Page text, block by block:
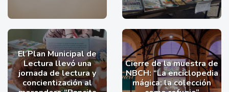
El Plan Municipal de
Lectura llevó una
jornada de lectura y
concientización al
Cierre de la muestra de
NBCH: “La enciclopedia
mágica: la colección